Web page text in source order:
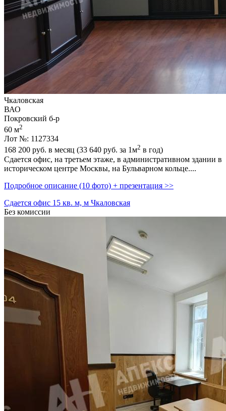
Чкаловская
ВАО
Покровский б-р
60 м2
Лот №: 1127334
168 200 руб. в месяц (33 640 руб. за 1м2 в год)
Сдается офис,­ на третьем этаже,­ в административном здании в
историческом центре Москвы,­ на Бульварном кольце....
Подробное описание (10 фото) + презентация >>
Сдается офис 15 кв. м, м Чкаловская
Без комиссии